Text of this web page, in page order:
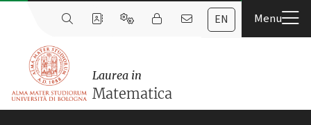
EN
Laurea in
Matematica